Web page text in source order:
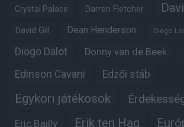
Crystal Palace Darren Fletcher
David Gill Dean Henderson Diego
Diogo Dalot Donny van de Beek
Edinson Cavani Edzői stáb
Egykori játékosok
Eric Bailly Erik ten Hag